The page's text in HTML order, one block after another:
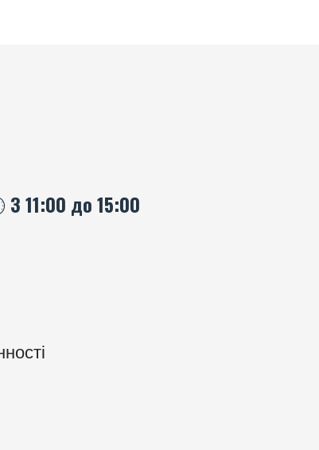
З 11:00 до 15:00